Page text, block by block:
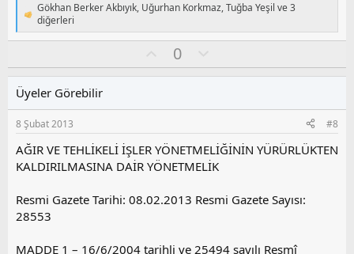
T
e
p
i
e
r
Gökhan Berker Akbıyık, Uğurhan Korkmaz,Tuğba Yeşil ve 3
diğerleri
y
0
l
s
u
z
o
l
a
Üyeler Görebilir
8 Şubat 2013 #8
AĞIR VE TEHLİKELİ İŞLER YÖNETMELİĞİNİN YÜRÜRLÜKTEN
KALDIRILMASINA DAİR YÖNETMELİK
Resmi Gazete Tarihi: 08.02.2013 Resmi Gazete Sayısı:
28553
MADDE 1 – 16/6/2004 tarihli ve 25494 sayılı Resmî